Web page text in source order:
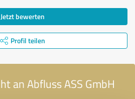
Jetzt bewerten
Profil teilen
an Abfluss ASS GmbH